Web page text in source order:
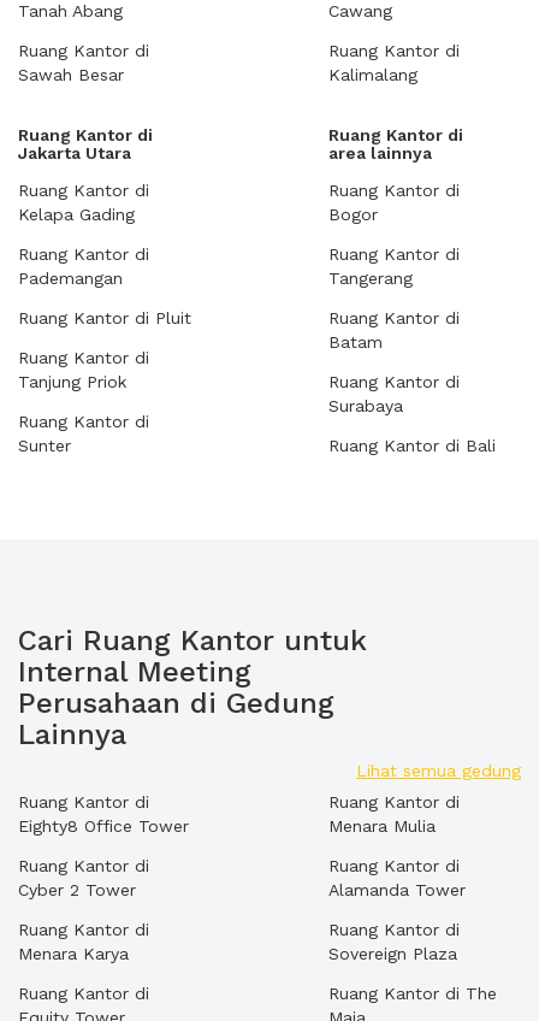
Tanah Abang
Ruang Kantor di
Sawah Besar
Cawang
Ruang Kantor di
Kalimalang
Ruang Kantor di
Jakarta Utara
Ruang Kantor di
Kelapa Gading
Ruang Kantor di
Pademangan
Ruang Kantor di Pluit
Ruang Kantor di
Tanjung Priok
Ruang Kantor di
Sunter
Ruang Kantor di
area lainnya
Ruang Kantor di
Bogor
Ruang Kantor di
Tangerang
Ruang Kantor di
Batam
Ruang Kantor di
Surabaya
Ruang Kantor di Bali
Cari Ruang Kantor untuk
Internal Meeting
Perusahaan di Gedung
Lainnya
Lihat semua gedung
Ruang Kantor di
Eighty8 Office Tower
Ruang Kantor di
Cyber 2 Tower
Ruang Kantor di
Menara Karya
Ruang Kantor di
Ruang Kantor di
Menara Mulia
Ruang Kantor di
Alamanda Tower
Ruang Kantor di
Sovereign Plaza
Ruang Kantor di The